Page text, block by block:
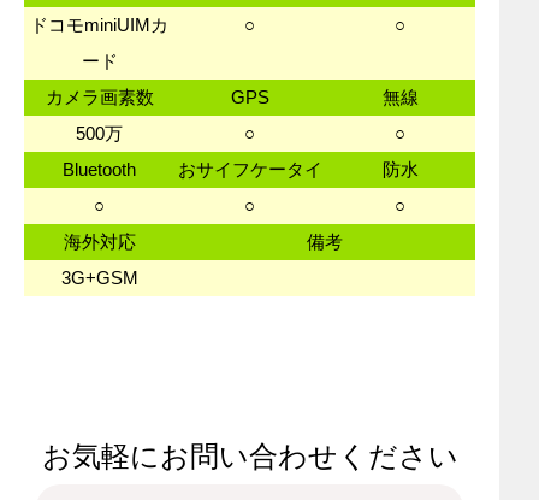
ドコモminiUIMカ
ード
○ ○
カメラ画素数 GPS
無線
500万
○
○
Bluetooth
おサイフケータイ
防水
○
○
○
海外対応
備考
3G+GSM
お気軽にお問い合わせください